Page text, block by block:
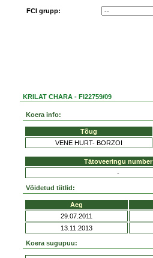
FCI grupp:
KRILAT CHARA - FI22759/09
Koera info:
Tõug
VENE HURT- BORZOI
Tätoveeringu number
-
Võidetud tiitlid:
Aeg
29.07.2011
13.11.2013
Koera sugupuu: